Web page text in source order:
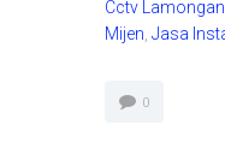
Cctv Lamongan
Mijen Jasa
0